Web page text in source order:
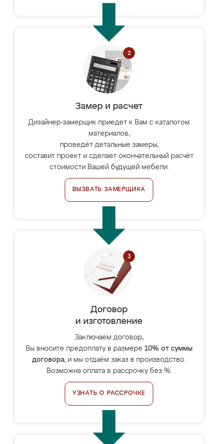
Замер и расчет
Дизайнер-замерщик приедет к Вам с каталогом
материалов,
проведёт детальные замеры,
составит проект и сделает окончательный расчёт
стоимости Вашей будущей мебели.
ВЫЗВАТЬ ЗАМЕРЩИКА
Договор
и изготовление
Заключаем договор,
Вы вносите предоплату в размере 10% от суммы
договора, и мы отдаём заказ в производство.
Возможна оплата в рассрочку без %.
УЗНАТЬ О РАССРОЧКЕ